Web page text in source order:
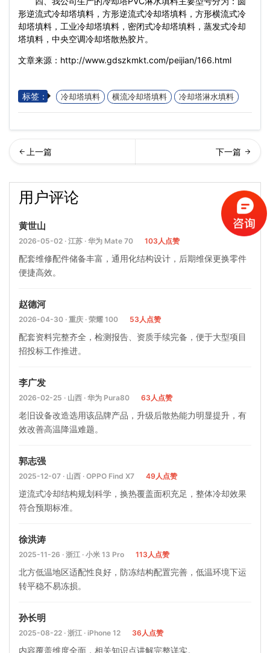
形逆流式冷却塔填料，方形逆流式冷却塔填料，方形横流式冷
却塔填料，工业冷却塔填料，密闭式冷却塔填料，蒸发式冷却
塔填料，中央空调冷却塔散热胶片。
文章来源：http://www.gdszkmkt.com/peijian/166.html
标签： 冷却塔填料 横流冷却塔填料 冷却塔淋水填料
用户评论
黄世山
2026-05-02 · 江苏 · 华为 Mate 70 103人点赞
配套维修配件储备丰富，通用化结构设计，后期维保更换零件
便捷高效。
赵德河
2026-04-30 · 重庆 · 荣耀 100 53人点赞
配套资料完整齐全，检测报告、资质手续完备，便于大型项目
招投标工作推进。
李广发
2026-02-25 · 山西 · 华为 Pura80 63人点赞
老旧设备改造选用该品牌产品，升级后散热能力明显提升，有
效改善高温降温难题。
郭志强
2025-12-07 · 山西 · OPPO Find X7 49人点赞
逆流式冷却结构规划科学，换热覆盖面积充足，整体冷却效果
符合预期标准。
徐洪涛
2025-11-26 · 浙江 · 小米 13 Pro 113人点赞
北方低温地区适配性良好，防冻结构配置完善，低温环境下运
转平稳不易冻损。
孙长明
2025-08-22 · 浙江 · iPhone 12 36人点赞
内容覆盖维度全面，相关知识点讲解完整详实。